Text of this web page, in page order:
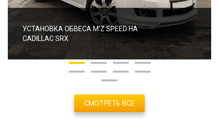
УСТАНОВКА ОБВЕСА M’Z SPEED НА
CADILLAC SRX
СМОТРЕТЬ ВСЕ